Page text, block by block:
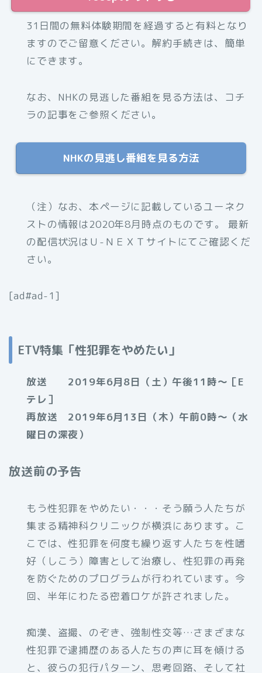
31日間の無料体験期間を経過すると有料となり
ますのでご留意ください。解約手続きは、簡単
にできます。
なお、NHKの見逃した番組を見る方法は、コチ
ラの記事をご参照ください。
NHKの見逃し番組を見る方法
（注）なお、本ページに記載しているユーネク
ストの情報は2020年8月時点のものです。 最新
の配信状況はＵ-ＮＥＸＴサイトにてご確認くだ
さい。
[ad#ad-1]
ETV特集「性犯罪をやめたい」
放送 2019年6月8日（土）午後11時～［E
テレ］
再放送 2019年6月13日（木）午前0時～（水
曜日の深夜）
放送前の予告
もう性犯罪をやめたい・・・そう願う人たちが
集まる精神科クリニックが横浜にあります。こ
こでは、性犯罪を何度も繰り返す人たちを性嗜
好（しこう）障害として治療し、性犯罪の再発
を防ぐためのプログラムが行われています。今
回、半年にわたる密着ロケが許されました。
痴漢、盗撮、のぞき、強制性交等…さまざまな
性犯罪で逮捕歴のある人たちの声に耳を傾ける
と、彼らの犯行パターン、思考回路、そして社